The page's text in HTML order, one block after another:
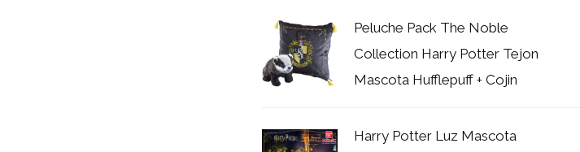
Peluche Pack The Noble
Collection Harry Potter Tejon
Mascota Hufflepuff + Cojin
Harry Potter Luz Mascota